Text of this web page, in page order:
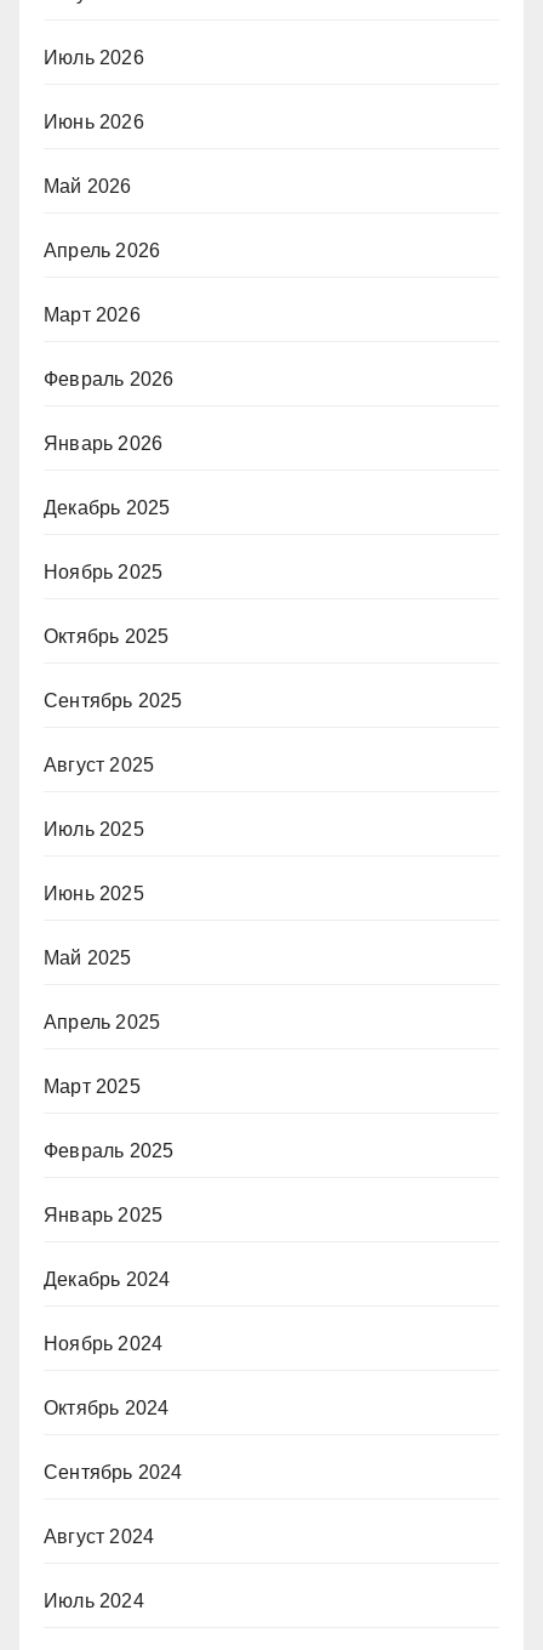
Июль 2026
Июнь 2026
Май 2026
Апрель 2026
Март 2026
Февраль 2026
Январь 2026
Декабрь 2025
Ноябрь 2025
Октябрь 2025
Сентябрь 2025
Август 2025
Июль 2025
Июнь 2025
Май 2025
Апрель 2025
Март 2025
Февраль 2025
Январь 2025
Декабрь 2024
Ноябрь 2024
Октябрь 2024
Сентябрь 2024
Август 2024
Июль 2024